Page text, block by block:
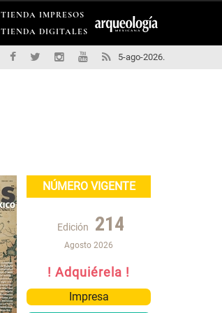
TIENDA IMPRESOS
TIENDA DIGITALES
5-ago-2026.
NÚMERO VIGENTE
Edición 214
Agosto 2026
! Adquiérela !
Impresa